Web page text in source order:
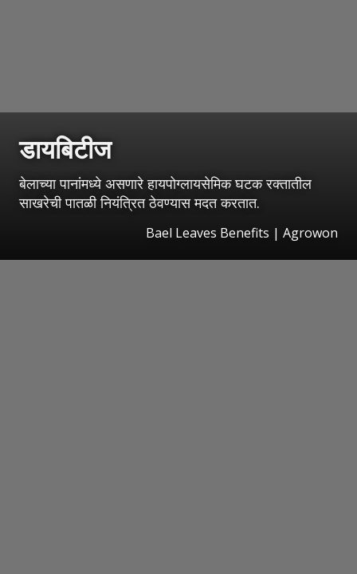
डायबिटीज
बेलाच्या पानांमध्ये असणारे हायपोग्लायसेमिक घटक रक्तातील
साखरेची पातळी नियंत्रित ठेवण्यास मदत करतात.
Bael Leaves Benefits | Agrowon